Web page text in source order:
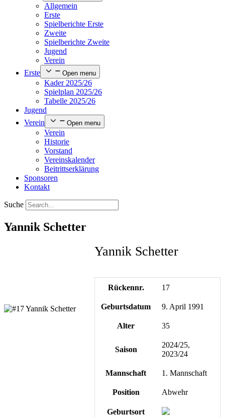
Allgemein
Erste
Spielberichte Erste
Zweite
Spielberichte Zweite
Jugend
Verein
Erste
Open menu
Kader 2025/26
Spielplan 2025/26
Tabelle 2025/26
Jugend
Verein
Open menu
Verein
Historie
Vorstand
Vereinskalender
Beitrittserklärung
Sponsoren
Kontakt
Suche
Yannik Schetter
Yannik Schetter
Rückennr. 17
Geburtsdatum 9. April 1991
Alter 35
Saison
2024/25,
2023/24
Mannschaft 1. Mannschaft
Position Abwehr
Geburtsort